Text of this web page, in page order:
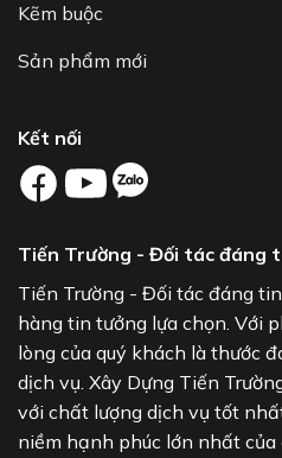
Kẽm buộc
Sản phẩm mới
Kết nối
Tiến Trường - Đối tác đáng
Tiến Trường - Đối tác đáng
hàng tin tưởng lựa chọn. Với
lòng của quý khách là thước
dịch vụ. Xây Dựng Tiến
với chất lượng dịch vụ tốt
niềm hạnh phúc lớn nhất của